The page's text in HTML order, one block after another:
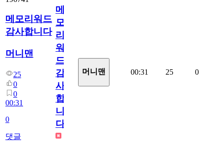
메모리워드
감사합니다
머니맨
25
0
0
00:31
0
댓글
메
모
리
워
드
감
사
합
니
다
머니맨 00:31 25 0